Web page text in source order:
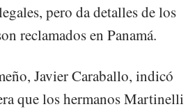
pero da detalles de los
reclamados en Panamá.
Javier Caraballo, indicó
que los hermanos Martinelli